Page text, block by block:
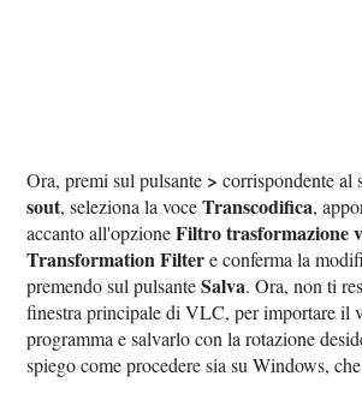
Ora, premi sul pulsante > corrispondente al
sout, seleziona la voceTranscodifica,
accanto all'opzioneFiltro trasformazione
Transformation Filtere conferma la
premendo sul pulsanteSalva. Ora, non ti
finestra principale di VLC, per importare il
programma e salvarlo con la rotazione
spiego come procedere sia su Windows,